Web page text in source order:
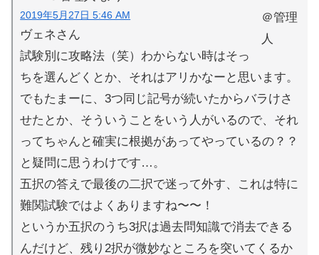
2019年5月27日 5:46 AM
ヴェネさん
試験別に攻略法（笑）わからない時はそっ
ちを選んどくとか、それはアリかなーと思います。
でもたまーに、3つ同じ記号が続いたからバラけさ
せたとか、そういうことをいう人がいるので、それ
ってちゃんと確実に根拠があってやっているの？？
と疑問に思うわけです…。
五択の答えで最後の二択で迷って外す、これは特に
難関試験ではよくありますね〜〜！
というか五択のうち3択は過去問知識で消去できる
んだけど、残り2択が微妙なところを突いてくるか